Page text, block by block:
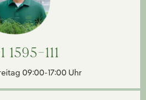
1595-111
09:00-17:00 Uhr